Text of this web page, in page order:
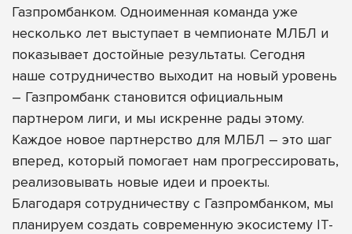
Газпромбанком. Одноименная команда уже
несколько лет выступает в чемпионате МЛБЛ и
показывает достойные результаты. Сегодня
наше сотрудничество выходит на новый уровень
– Газпромбанк становится официальным
партнером лиги, и мы искренне рады этому.
Каждое новое партнерство для МЛБЛ – это шаг
вперед, который помогает нам прогрессировать,
реализовывать новые идеи и проекты.
Благодаря сотрудничеству с Газпромбанком, мы
планируем создать современную экосистему IT-